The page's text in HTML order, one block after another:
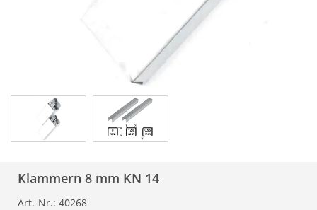
Klammern 8 mm KN 14
Art.-Nr.: 40268